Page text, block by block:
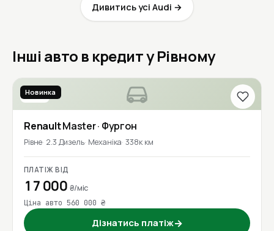
Дивитись усі Audi →
Інші авто в кредит у Рівному
2017
Новинка
RenaultMaster· Фургон
Рівне 2.3 Дизель Механіка 338к км
ПЛАТІЖ ВІД
17 000 ₴/міс
Ціна авто 560 000 ₴
Дізнатись платіж→